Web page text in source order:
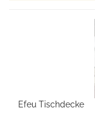
Efeu Tischdecke